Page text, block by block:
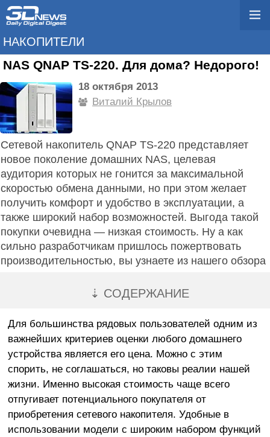
НАКОПИТЕЛИ
NAS QNAP TS-220. Для дома? Недорого!
18 октября 2013
Виталий Крылов
Сетевой накопитель QNAP TS-220 представляет
новое поколение домашних NAS, целевая
аудитория которых не гонится за максимальной
скоростью обмена данными, но при этом желает
получить комфорт и удобство в эксплуатации, а
также широкий набор возможностей. Выгода такой
покупки очевидна — низкая стоимость. Ну а как
сильно разработчикам пришлось пожертвовать
производительностью, вы узнаете из нашего обзора
⇣ СОДЕРЖАНИЕ
Для большинства рядовых пользователей одним из
важнейших критериев оценки любого домашнего
устройства является его цена. Можно с этим
спорить, не соглашаться, но таковы реалии нашей
жизни. Именно высокая стоимость чаще всего
отпугивает потенциального покупателя от
приобретения сетевого накопителя. Удобные в
использовании модели с широким набором функций